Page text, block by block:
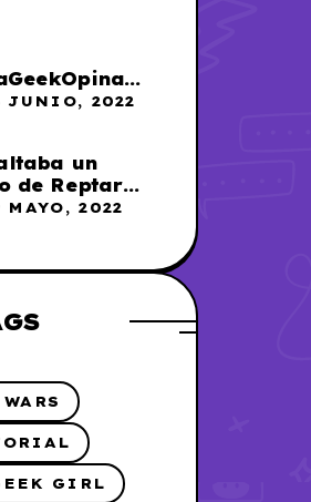
«Lightyear»
JUNIO, 2022
un
de Reptar
chats en
MAYO, 2022
GIRL